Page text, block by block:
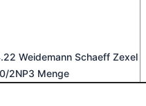
Weidemann Schaeff Zexel
2NP3 Menge